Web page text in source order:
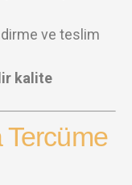
ve teslim
kalite